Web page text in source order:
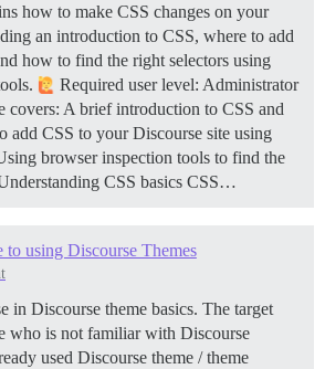
how to make CSS changes on your
an introduction to CSS, where to add
how to find the right selectors using
Required user level: Administrator
covers: A brief introduction to CSS and
add CSS to your Discourse site using
browser inspection tools to find the
CSS basics CSS…
to using Discourse Themes
in Discourse theme basics. The target
who is not familiar with Discourse
used Discourse theme / theme